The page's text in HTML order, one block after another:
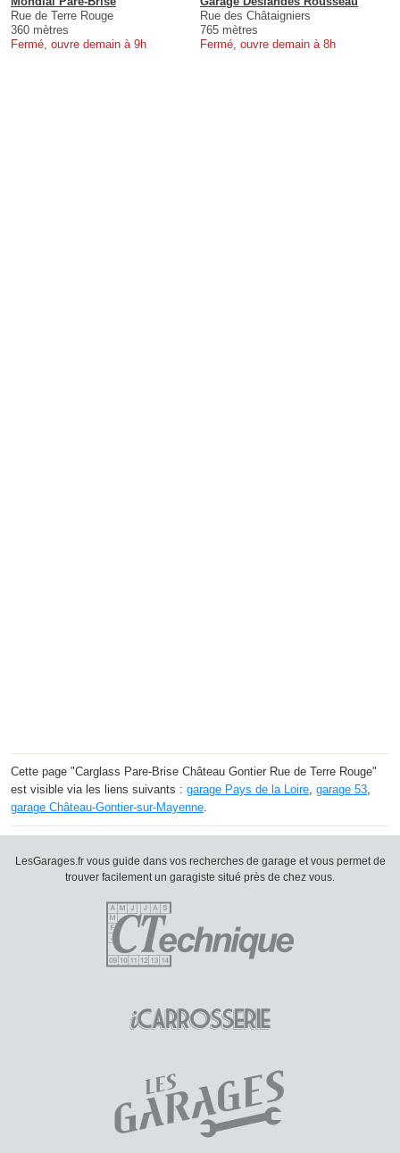
Rue de Terre Rouge
360 mètres
Fermé, ouvre demain à 9h
Rue des Châtaigniers
765 mètres
Fermé, ouvre demain à 8h
Cette page "Carglass Pare-Brise Château Gontier Rue de Terre Rouge"
est visible via les liens suivants : garage Pays de la Loire, garage 53,
garage Château-Gontier-sur-Mayenne.
LesGarages.fr vous guide dans vos recherches de garage et vous permet de
trouver facilement un garagiste situé près de chez vous.